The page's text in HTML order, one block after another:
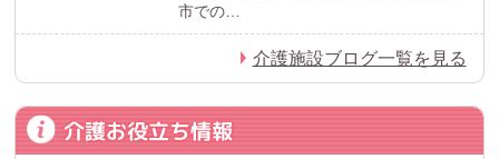
市での…
介護施設ブログ一覧を見る
介護お役立ち情報